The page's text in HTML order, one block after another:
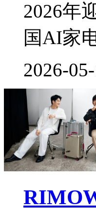
2026年
国AI家
2026-